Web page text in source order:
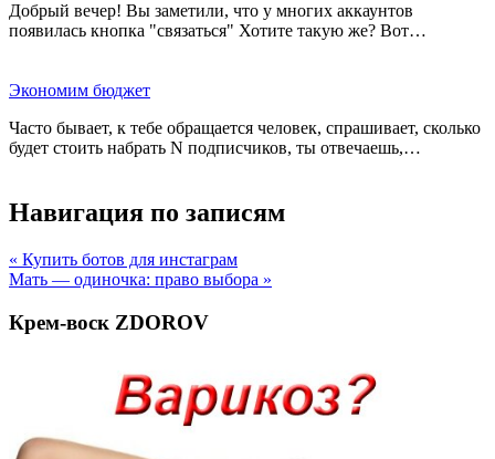
Добрый вечер! Вы заметили, что у многих аккаунтов
появилась кнопка "связаться" Хотите такую же? Вот…
Экономим бюджет
Часто бывает, к тебе обращается человек, спрашивает, сколько
будет стоить набрать N подписчиков, ты отвечаешь,…
Навигация по записям
« Купить ботов для инстаграм
Мать — одиночка: право выбора »
Крем-воск ZDOROV